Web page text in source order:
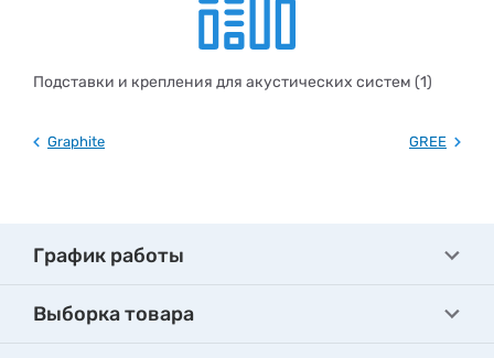
Подставки и крепления для акустических систем (1)
Graphite GREE
График работы
Выборка товара